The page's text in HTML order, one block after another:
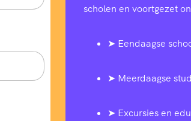
scholen en voortgezet
➤ Eendaagse
➤ Meerdaagse
➤ Excursies en